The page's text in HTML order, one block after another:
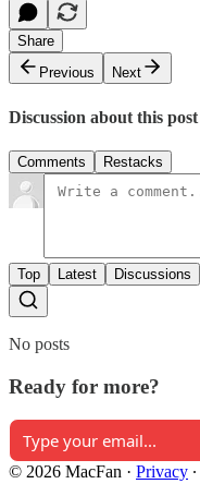
Share
Previous
Next
Discussion about this post
Comments Restacks
Top Latest Discussions
No posts
Ready for more?
© 2026 MacFan · Privacy ∙